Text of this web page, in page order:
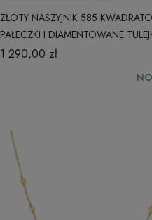
ZŁOTY NASZYJNIK 585
PAŁECZKI I DIAMENTOWANE
ANKIER CITY 230620251N
1 290,00 zł